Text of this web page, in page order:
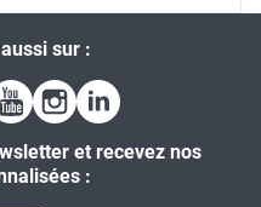
sur :
et recevez nos
: